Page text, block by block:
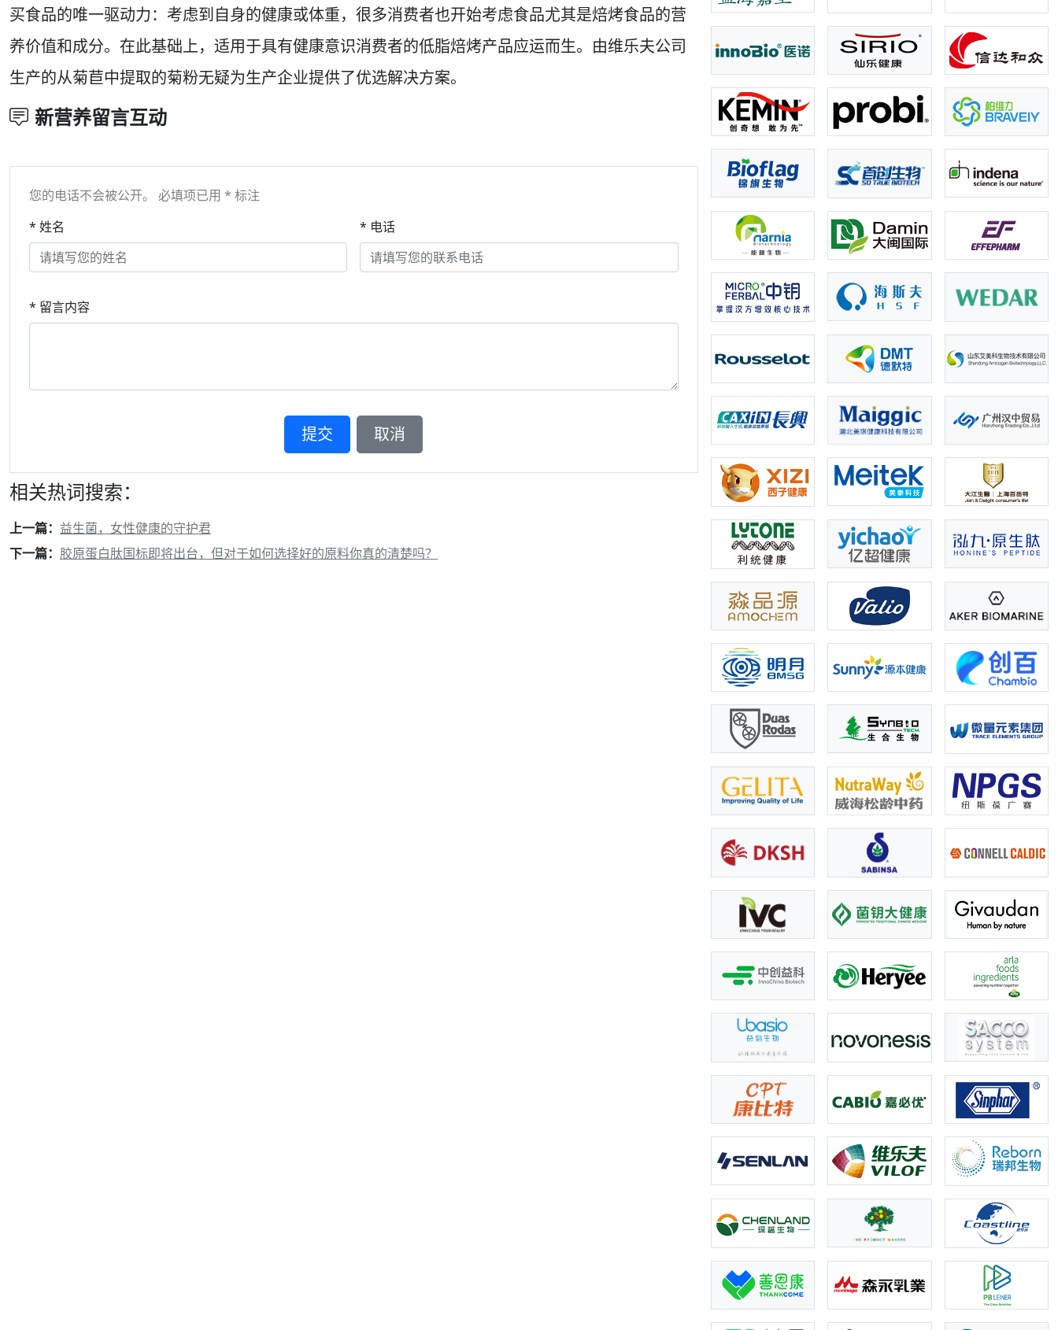
买食品的唯一驱动力：考虑到自身的健康或体重，很多消费者也开始考虑食品尤其是焙烤食品的营
养价值和成分。在此基础上，适用于具有健康意识消费者的低脂焙烤产品应运而生。由维乐夫公司
生产的从菊苣中提取的菊粉无疑为生产企业提供了优选解决方案。
新营养留言互动
您的电话不会被公开。 必填项已用 * 标注
* 姓名
* 电话
* 留言内容
相关热词搜索：
上一篇： 益生菌，女性健康的守护君
下一篇： 胶原蛋白肽国标即将出台，但对于如何选择好的原料你真的清楚吗？